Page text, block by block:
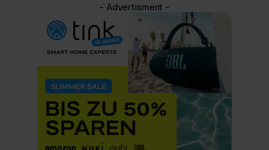
- Advertisment -